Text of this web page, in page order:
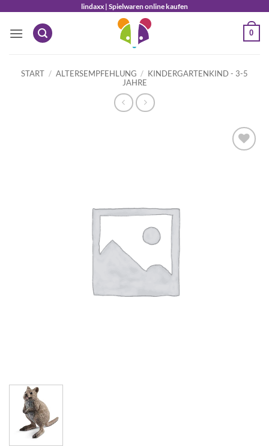
springen
lindaxx | Spielwaren online kaufen
0
START / ALTERSEMPFEHLUNG / KINDERGARTENKIND - 3-5
JAHRE